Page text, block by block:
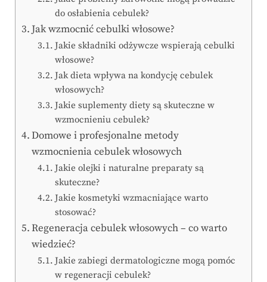
do osłabienia cebulek?
Jak wzmocnić cebulki włosowe?
Jakie składniki odżywcze wspierają cebulki
włosowe?
Jak dieta wpływa na kondycję cebulek
włosowych?
Jakie suplementy diety są skuteczne w
wzmocnieniu cebulek?
Domowe i profesjonalne metody
wzmocnienia cebulek włosowych
Jakie olejki i naturalne preparaty są
skuteczne?
Jakie kosmetyki wzmacniające warto
stosować?
Regeneracja cebulek włosowych – co warto
wiedzieć?
Jakie zabiegi dermatologiczne mogą pomóc
w regeneracji cebulek?